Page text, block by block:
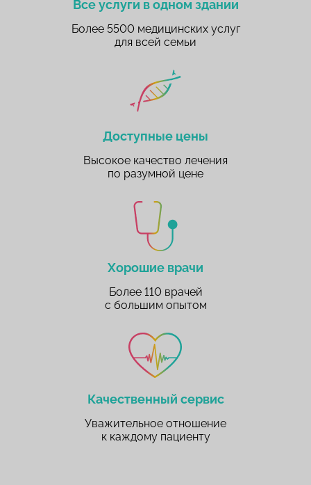
Все услуги в одном здании
Более 5500 медицинских услуг
для всей семьи
Доступные цены
Высокое качество лечения
по разумной цене
Хорошие врачи
Более 110 врачей
с большим опытом
Качественный сервис
Уважительное отношение
к каждому пациенту